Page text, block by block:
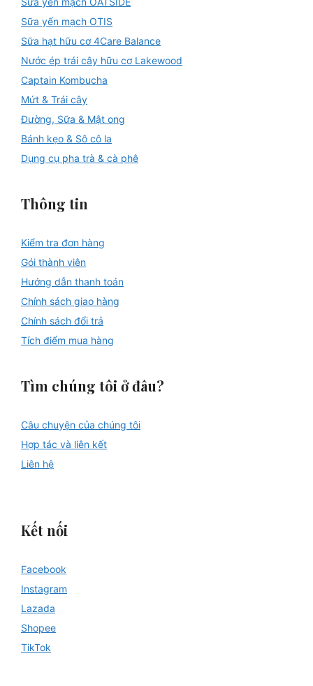
Sữa yến mạch OTIS
Sữa hạt hữu cơ 4Care Balance
Nước ép trái cây hữu cơ Lakewood
Captain Kombucha
Mứt & Trái cây
Đường, Sữa & Mật ong
Bánh kẹo & Sô cô la
Dụng cụ pha trà & cà phê
Thông tin
Kiểm tra đơn hàng
Gói thành viên
Hướng dẫn thanh toán
Chính sách giao hàng
Chính sách đổi trả
Tích điểm mua hàng
Tìm chúng tôi ở đâu?
Câu chuyện của chúng tôi
Hợp tác và liên kết
Liên hệ
Kết nối
Facebook
Instagram
Lazada
Shopee
TikTok